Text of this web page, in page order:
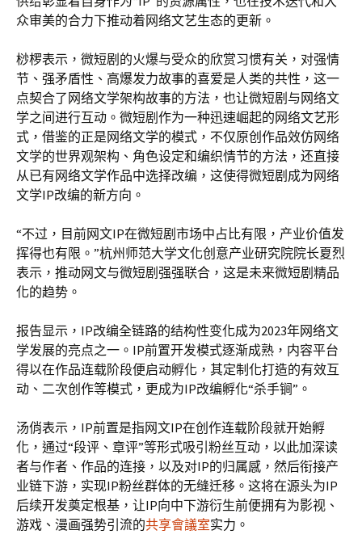
众审美的合力下推动着网络文艺生态的更新。
桫椤表示，微短剧的火爆与受众的欣赏习惯有关，对强情
节、强矛盾性、高爆发力故事的喜爱是人类的共性，这一
点契合了网络文学架构故事的方法，也让微短剧与网络文
学之间进行互动。微短剧作为一种迅速崛起的网络文艺形
式，借鉴的正是网络文学的模式，不仅原创作品效仿网络
文学的世界观架构、角色设定和编织情节的方法，还直接
从已有网络文学作品中选择改编，这使得微短剧成为网络
文学IP改编的新方向。
“不过，目前网文IP在微短剧市场中占比有限，产业价值发
挥得也有限。”杭州师范大学文化创意产业研究院院长夏烈
表示，推动网文与微短剧强强联合，这是未来微短剧精品
化的趋势。
报告显示，IP改编全链路的结构性变化成为2023年网络文
学发展的亮点之一。IP前置开发模式逐渐成熟，内容平台
得以在作品连载阶段便启动孵化，其定制化打造的有效互
动、二次创作等模式，更成为IP改编孵化“杀手锏”。
汤俏表示，IP前置是指网文IP在创作连载阶段就开始孵
化，通过“段评、章评”等形式吸引粉丝互动，以此加深读
者与作者、作品的连接，以及对IP的归属感，然后衔接产
业链下游，实现IP粉丝群体的无缝迁移。这将在源头为IP
后续开发奠定根基，让IP向中下游衍生前便拥有为影视、
游戏、漫画强势引流的共享會議室实力。